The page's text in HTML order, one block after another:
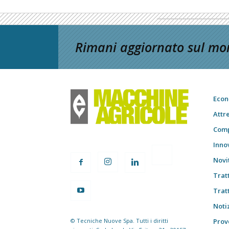
Rimani aggiornato sul
© Tecniche Nuove Spa. Tutti i diritti